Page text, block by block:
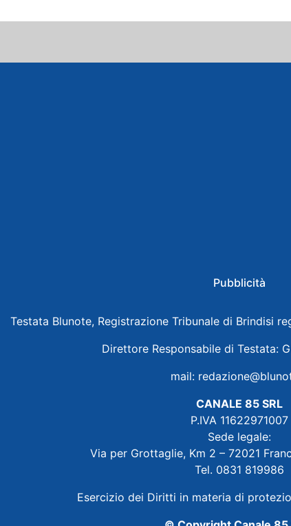
Pubblicità
Testata Blunote, Registrazione Tribunale di Brindisi
Direttore Responsabile di Testata:
mail:
CANALE 85 SRL
P.IVA 11622971007
Sede legale:
Via per Grottaglie, Km 2 – 72021
Tel. 0831 819986
Esercizio dei Diritti in materia di